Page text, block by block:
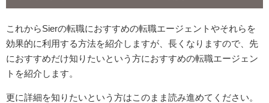
これからSierの転職におすすめの転職エージェントやそれらを
効果的に利用する方法を紹介しますが、長くなりますので、先
におすすめだけ知りたいという方におすすめの転職エージェン
トを紹介します。
更に詳細を知りたいという方はこのまま読み進めてください。